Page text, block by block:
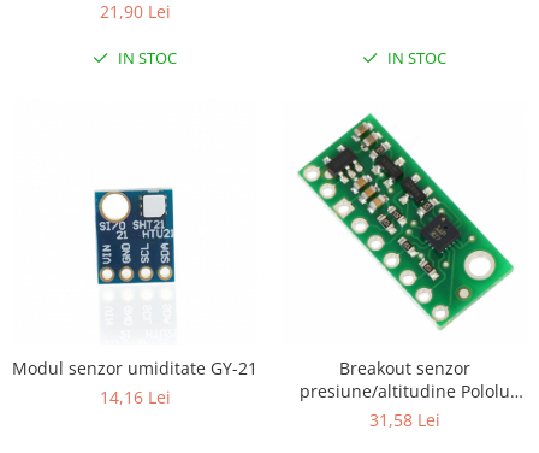
21,90 Lei
IN STOC IN STOC
Modul senzor umiditate GY-21
14,16 Lei
Breakout senzor
presiune/altitudine Pololu
LPS331AP cu stabilizator
31,58 Lei